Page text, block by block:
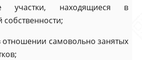
участки, находящиеся в
собственности;
отношении самовольно занятых